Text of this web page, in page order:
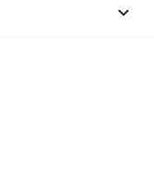
keyboard_arrow_down